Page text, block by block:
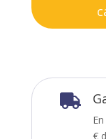

€